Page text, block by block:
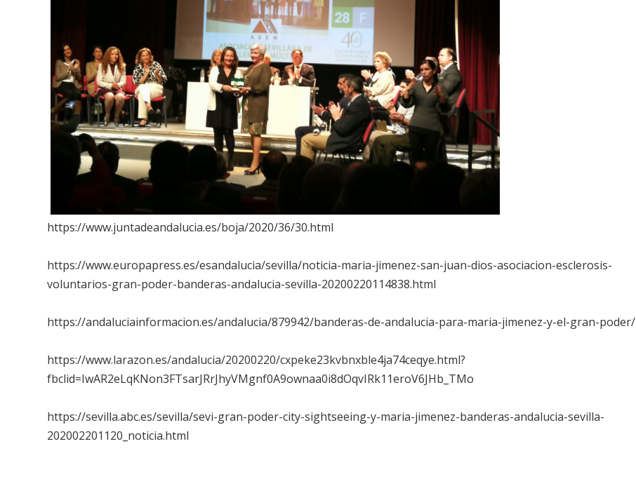
https://www.juntadeandalucia.es/boja/2020/36/30.html
https://www.europapress.es/esandalucia/sevilla/noticia-maria-jimenez-san-juan-dios-asociacion-esclerosis-
voluntarios-gran-poder-banderas-andalucia-sevilla-20200220114838.html
https://andaluciainformacion.es/andalucia/879942/banderas-de-andalucia-para-maria-jimenez-y-el-gran-poder/
https://www.larazon.es/andalucia/20200220/cxpeke23kvbnxble4ja74ceqye.html?
fbclid=IwAR2eLqKNon3FTsarJRrJhyVMgnf0A9ownaa0i8dOqvIRk11eroV6JHb_TMo
https://sevilla.abc.es/sevilla/sevi-gran-poder-city-sightseeing-y-maria-jimenez-banderas-andalucia-sevilla-
202002201120_noticia.html